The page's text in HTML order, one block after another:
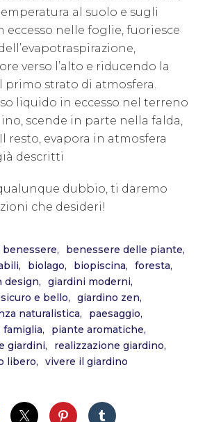
al suolo e sugli
eccesso nelle foglie, fuoriesce
verso l’alto e riducendo la
primo strato di atmosfera.
liquido in eccesso nel terreno
scende in parte nella falda,
resto, evapora in atmosfera
descritti
dubbio, ti daremo
che desideri!
benessere
benessere delle piante
biolago biopiscina
foresta
design
giardini moderni
e bello
giardino zen
naturalistica
paesaggio
famiglia
piante aromatiche
giardini
realizzazione giardino
libero
vivere il giardino